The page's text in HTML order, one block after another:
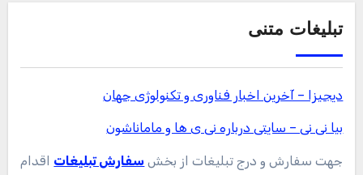
تبلیغات متنی
دیجیزا – آخرین اخبار فناوری و تکنولوژی جهان
بیا نی نی – سایتی درباره نی ی ها و ماماناشون
جهت سفارش و درج تبلیغات از بخش سفارش تبلیغات اقدام